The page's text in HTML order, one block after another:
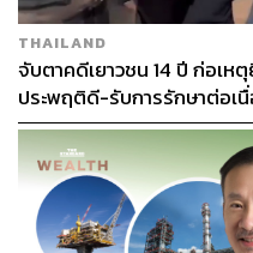
THAILAND
จับตาคดีเยาวชน 14 ปี ก่อเห
ประพฤติดี-รับการรักษาต่อเ